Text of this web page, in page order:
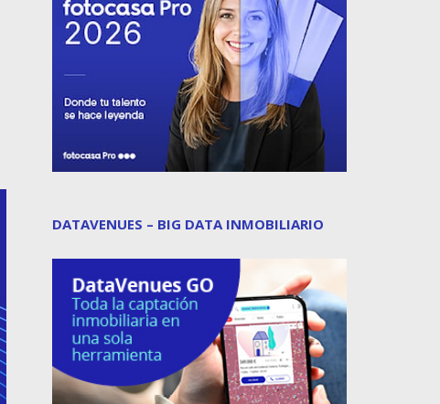
DATAVENUES – BIG DATA INMOBILIARIO